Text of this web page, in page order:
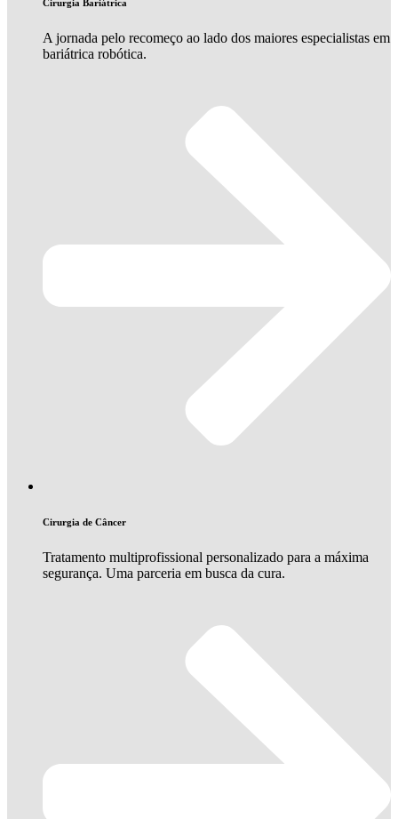
Cirurgia Bariátrica
A jornada pelo recomeço ao lado dos maiores especialistas em
bariátrica robótica.
Cirurgia de Câncer
Tratamento multiprofissional personalizado para a máxima
segurança. Uma parceria em busca da cura.